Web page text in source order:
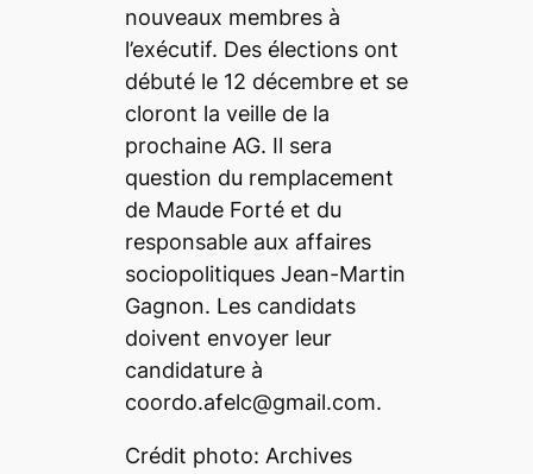
nouveaux membres à
l’exécutif. Des élections ont
débuté le 12 décembre et se
cloront la veille de la
prochaine AG. Il sera
question du remplacement
de Maude Forté et du
responsable aux affaires
sociopolitiques Jean-Martin
Gagnon. Les candidats
doivent envoyer leur
candidature à
coordo.afelc@gmail.com.
Crédit photo: Archives